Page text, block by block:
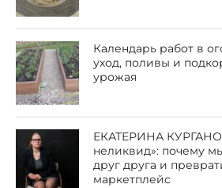
Календарь работ в
уход, поливы и
урожая
ЕКАТЕРИНА
неликвид»: почему
друг друга и
маркетплейс